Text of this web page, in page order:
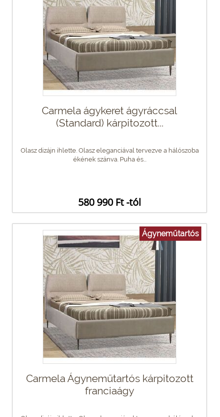
Carmela ágykeret ágyráccsal
(Standard) kárpitozott...
Olasz dizájn ihlette. Olasz eleganciával tervezve a hálószoba
ékének szánva. Puha és...
580 990 Ft -tól
Ágyneműtartós
Carmela Ágyneműtartós kárpitozott
franciaágy